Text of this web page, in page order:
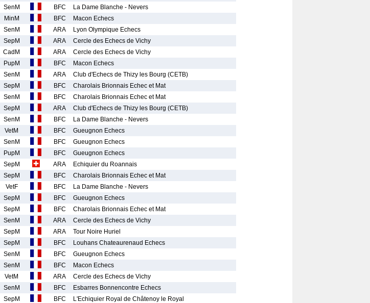
SenM BFC
La Dame Blanche - Nevers
MinM BFC
Macon Echecs
SenM ARA
Lyon Olympique Echecs
SepM ARA
Cercle des Echecs de Vichy
CadM ARA
Cercle des Echecs de Vichy
PupM BFC
Macon Echecs
SenM ARA
Club d'Echecs de Thizy les Bourg (CETB)
SepM BFC
Charolais Brionnais Echec et Mat
SenM BFC
Charolais Brionnais Echec et Mat
SepM ARA
Club d'Echecs de Thizy les Bourg (CETB)
SenM BFC
La Dame Blanche - Nevers
VetM BFC
Gueugnon Echecs
SenM BFC
Gueugnon Echecs
PupM BFC
Gueugnon Echecs
SepM ARA
Echiquier du Roannais
SepM BFC
Charolais Brionnais Echec et Mat
VetF BFC
La Dame Blanche - Nevers
SepM BFC
Gueugnon Echecs
SepM BFC
Charolais Brionnais Echec et Mat
SenM ARA
Cercle des Echecs de Vichy
SepM ARA
Tour Noire Huriel
SepM BFC
Louhans Chateaurenaud Echecs
SenM BFC
Gueugnon Echecs
SenM BFC
Macon Echecs
VetM ARA
Cercle des Echecs de Vichy
SenM BFC
Esbarres Bonnencontre Echecs
SepM BFC
L'Echiquier Royal de Châtenoy le Royal